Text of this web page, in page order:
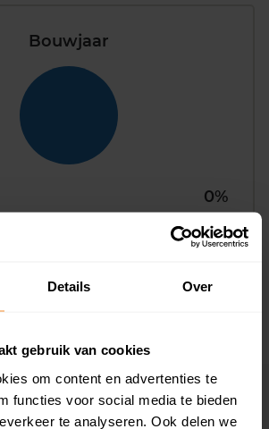
Details Over
gebruik van cookies
om content en advertenties te
functies voor social media te bieden
te analyseren. Ook delen we
Bouwjaar
0%
0%